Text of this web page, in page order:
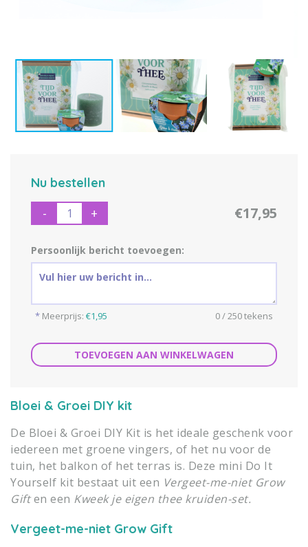
Nu bestellen
- + €17,95
Persoonlijk bericht toevoegen:
* Meerprijs: €1,95 0 / 250 tekens
TOEVOEGEN AAN WINKELWAGEN
Bloei & Groei DIY kit
De Bloei & Groei DIY Kit is het ideale geschenk voor
iedereen met groene vingers, of het nu voor de
tuin, het balkon of het terras is. Deze mini Do It
Yourself kit bestaat uit een Vergeet-me-niet Grow
Giften een Kweek je eigen thee kruiden-set.
Vergeet-me-niet Grow Gift